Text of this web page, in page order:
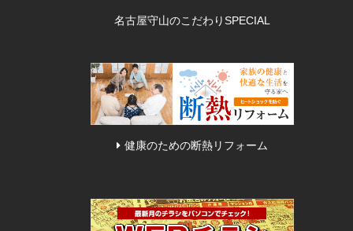
名古屋守山のこだわりSPECIAL
健康のための断熱リフォーム